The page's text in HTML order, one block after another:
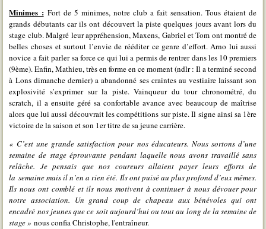
Minimes :Fort de 5 minimes, notre club a fait sensation. Tous étaient de
grands débutants car ils ont découvert la piste quelques jours avant lors du
stage club. Malgré leur appréhension, Maxens, Gabriel et Tom ont montré de
belles choses et surtout l’envie de rééditer ce genre d’effort. Arno lui aussi
novice a fait parler sa force ce qui lui a permis de rentrer dans les 10 premiers
(9ème). Enfin, Mathieu, très en forme en ce moment (ndlr : Il a terminé second
à Lons dimanche dernier) a abandonné ses craintes au vestiaire laissant son
explosivité s’exprimer sur la piste. Vainqueur du tour chronométré, du
scratch, il a ensuite géré sa confortable avance avec beaucoup de maîtrise
alors que lui aussi découvrait les compétitions sur piste. Il signe ainsi sa 1ère
victoire de la saison et son 1er titre de sa jeune carrière.
« C’est une grande satisfaction pour nos éducateurs. Nous sortons d’une
semaine de stage éprouvante pendant laquelle nous avons travaillé sans
relâche. Je pensais que nos coureurs allaient payer leurs efforts de
la semaine mais il n’en a rien été. Ils ont puisé au plus profond d’eux mêmes.
Ils nous ont comblé et ils nous motivent à continuer à nous dévouer pour
notre association. Un grand coup de chapeau aux bénévoles qui ont
encadré nos jeunes que ce soit aujourd’hui ou tout au long de la semaine de
stage » nous confia Christophe, l'entraîneur.